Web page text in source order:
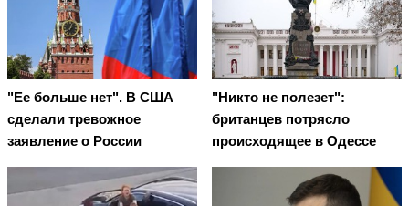
"Ее больше нет". В США
сделали тревожное
заявление о России
"Никто не полезет":
британцев потрясло
происходящее в Одессе